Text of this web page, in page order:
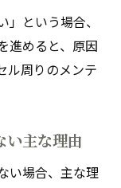
」という場合、
進めると、原因
ル周りのメンテ
い主な理由
い場合、主な理